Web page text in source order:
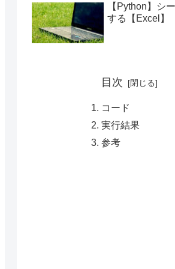
【Python】シ
する【Excel】
目次
コード
実行結果
参考